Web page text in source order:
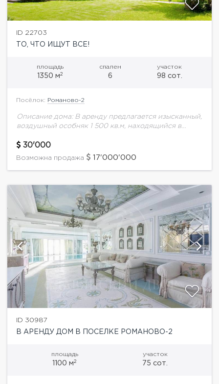
ID 22703
ТО, ЧТО ИЩУТ ВСЕ!
площадь
1350 м2
спален
6
участок
98 сот.
Посёлок: Романово-2
Описание дома: В аренду предлагается изысканный,
воздушный особняк 1 500 кв.м, находящийся в
особняк, простирается на 1 га и выполнен в...
30'000
Возможна продажа 17'000'000
ID 30987
В АРЕНДУ ДОМ В ПОСЕЛКЕ РОМАНОВО-2
площадь
1100 м2
участок
75 сот.